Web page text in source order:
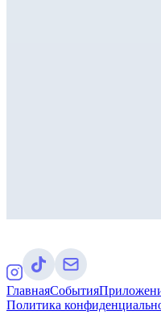
ГлавнаяСобытия
Политика